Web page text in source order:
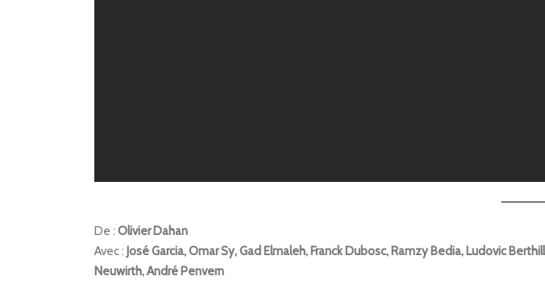
De : Olivier Dahan
Avec : José Garcia, Omar Sy, Gad Elmaleh, Franck Dubosc, Ramzy Bedia, Ludovic
Neuwirth, André Penvern